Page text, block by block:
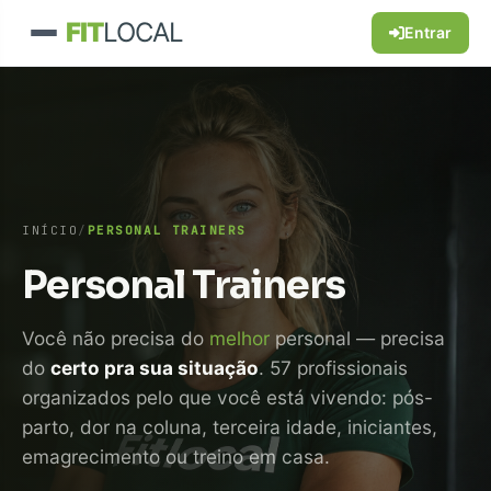
FITLOCAL Entrar
INÍCIO / PERSONAL TRAINERS
Personal Trainers
Você não precisa do melhor personal — precisa
do certo pra sua situação. 57 profissionais
organizados pelo que você está vivendo: pós-
parto, dor na coluna, terceira idade, iniciantes,
emagrecimento ou treino em casa.